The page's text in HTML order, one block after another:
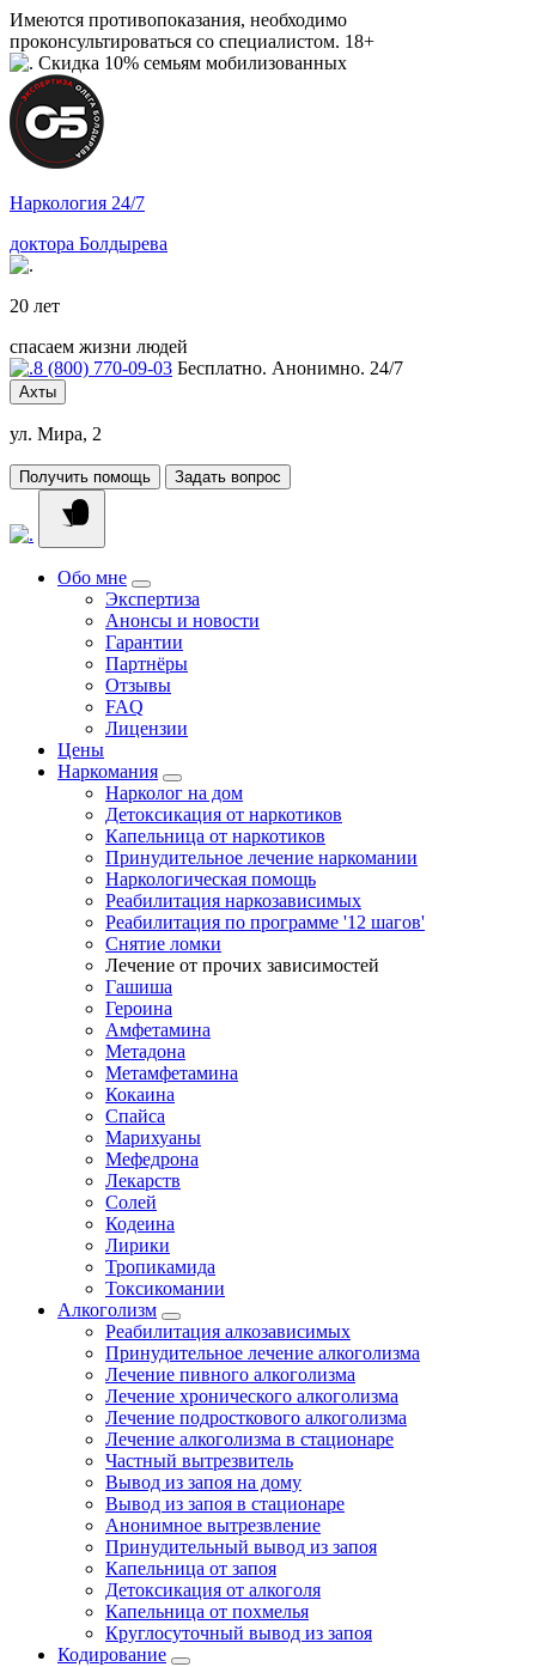
Имеются противопоказания, необходимо
проконсультироваться со специалистом. 18+
Скидка 10% семьям мобилизованных
Наркология 24/7
доктора Болдырева
20 лет
спасаем жизни людей
8 (800) 770-09-03 Бесплатно. Анонимно. 24/7
Ахты
ул. Мира, 2
Получить помощь Задать вопрос
Обо мне
Экспертиза
Анонсы и новости
Гарантии
Партнёры
Отзывы
FAQ
Лицензии
Цены
Наркомания
Нарколог на дом
Детоксикация от наркотиков
Капельница от наркотиков
Принудительное лечение наркомании
Наркологическая помощь
Реабилитация наркозависимых
Реабилитация по программе '12 шагов'
Снятие ломки
Лечение от прочих зависимостей
Гашиша
Героина
Амфетамина
Метадона
Метамфетамина
Кокаина
Спайса
Марихуаны
Мефедрона
Лекарств
Солей
Кодеина
Лирики
Тропикамида
Токсикомании
Алкоголизм
Реабилитация алкозависимых
Принудительное лечение алкоголизма
Лечение пивного алкоголизма
Лечение хронического алкоголизма
Лечение подросткового алкоголизма
Лечение алкоголизма в стационаре
Частный вытрезвитель
Вывод из запоя на дому
Вывод из запоя в стационаре
Анонимное вытрезвление
Принудительный вывод из запоя
Капельница от запоя
Детоксикация от алкоголя
Капельница от похмелья
Круглосуточный вывод из запоя
Кодирование